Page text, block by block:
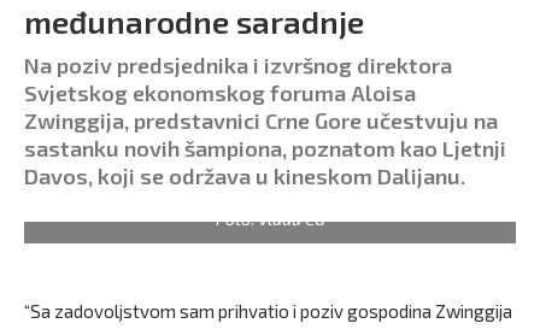
međunarodne saradnje
Na poziv predsjednika i izvršnog direktora
Svjetskog ekonomskog foruma Aloisa
Zwinggija, predstavnici Crne Gore učestvuju na
sastanku novih šampiona, poznatom kao Ljetnji
Davos, koji se održava u kineskom Dalijanu.
Foto: Vlada CG
“Sa zadovoljstvom sam prihvatio i poziv gospodina Zwinggija